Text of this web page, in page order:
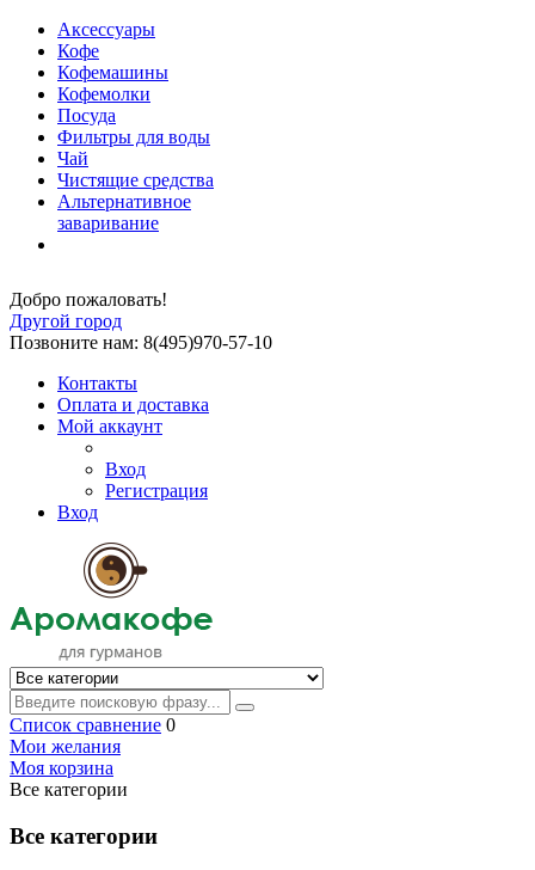
Аксессуары
Кофе
Кофемашины
Кофемолки
Посуда
Фильтры для воды
Чай
Чистящие средства
Альтернативное
заваривание
Добро пожаловать!
Другой город
Позвоните нам: 8(495)970-57-10
Контакты
Оплата и доставка
Мой аккаунт
Вход
Регистрация
Вход
Список сравнение 0
Мои желания
Моя корзина
Все категории
Все категории